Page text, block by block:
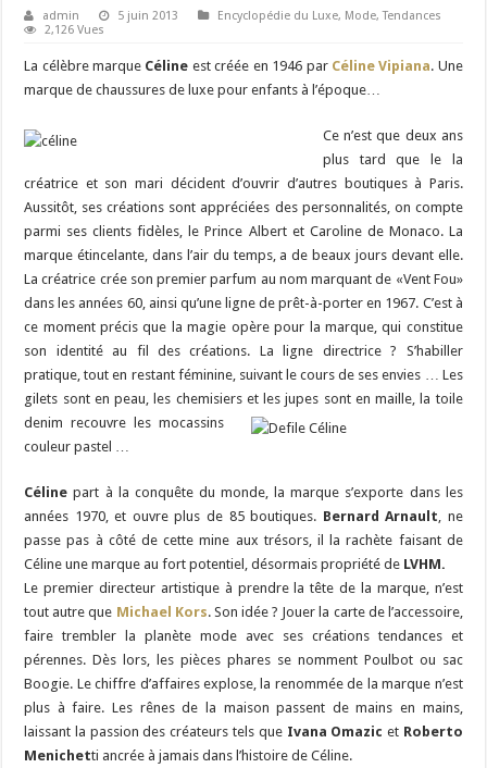
admin 5 juin 2013 Encyclopédie du Luxe, Mode,Tendances
2,126 Vues
La célèbre marque Céline est créée en 1946 par Céline Vipiana. Une
marque de chaussures de luxe pour enfants à l’époque…
Ce n’est que deux ans
plus tard que le la
créatrice et son mari décident d’ouvrir d’autres boutiques à Paris.
Aussitôt, ses créations sont appréciées des personnalités, on compte
parmi ses clients fidèles, le Prince Albert et Caroline de Monaco. La
marque étincelante, dans l’air du temps, a de beaux jours devant elle.
La créatrice crée son premier parfum au nom marquant de «Vent Fou»
dans les années 60, ainsi qu’une ligne de prêt-à-porter en 1967. C’est à
ce moment précis que la magie opère pour la marque, qui constitue
son identité au fil des créations. La ligne directrice ? S’habiller
pratique, tout en restant féminine, suivant le cours de ses envies … Les
gilets sont en peau, les chemisiers et les jupes sont en maille, la toile
denim recouvre les mocassins
couleur pastel …
Céline part à la conquête du monde, la marque s’exporte dans les
années 1970, et ouvre plus de 85 boutiques. Bernard Arnault, ne
passe pas à côté de cette mine aux trésors, il la rachète faisant de
Céline une marque au fort potentiel, désormais propriété de LVHM.
Le premier directeur artistique à prendre la tête de la marque, n’est
tout autre que Michael Kors. Son idée ? Jouer la carte de l’accessoire,
faire trembler la planète mode avec ses créations tendances et
pérennes. Dès lors, les pièces phares se nomment Poulbot ou sac
Boogie. Le chiffre d’affaires explose, la renommée de la marque n’est
plus à faire. Les rênes de la maison passent de mains en mains,
laissant la passion des créateurs tels que Ivana Omazic et Roberto
Menichetti ancrée à jamais dans l’histoire de Céline.